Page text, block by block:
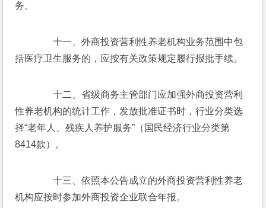
务。
十一、外商投资营利性养老机构业务范围中包
括医疗卫生服务的，应按有关政策规定履行报批手续。
十二、省级商务主管部门应加强外商投资营利
性养老机构的统计工作，发放批准证书时，行业分类选
择“老年人、残疾人养护服务”（国民经济行业分类第
8414款）。
十三、依照本公告成立的外商投资营利性养老
机构应按时参加外商投资企业联合年报。